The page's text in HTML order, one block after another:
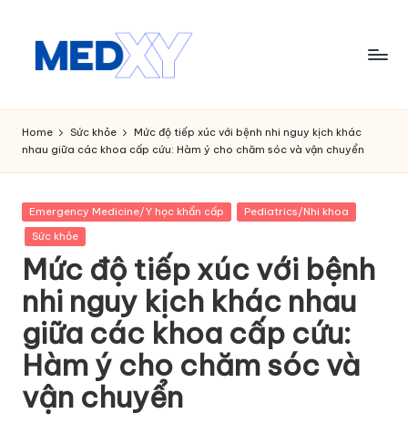
M
e
d
x
y
A
I
Home Sức khỏe
Mức độ tiếp xúc với bệnh nhi nguy kịch khác
nhau giữa các khoa cấp cứu: Hàm ý cho chăm sóc và vận chuyển
Posted
in
Emergency Medicine/Y học khẩn cấp
Pediatrics/Nhi khoa
Sức khỏe
Mức độ tiếp xúc với bệnh
nhi nguy kịch khác nhau
giữa các khoa cấp cứu:
Hàm ý cho chăm sóc và
vận chuyển